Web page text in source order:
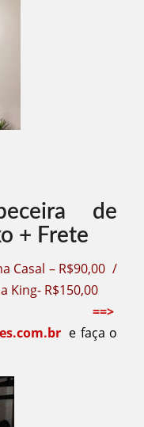
de
+ Frete
Casal – R$90,00 /
King- R$150,00
==>
e faça o